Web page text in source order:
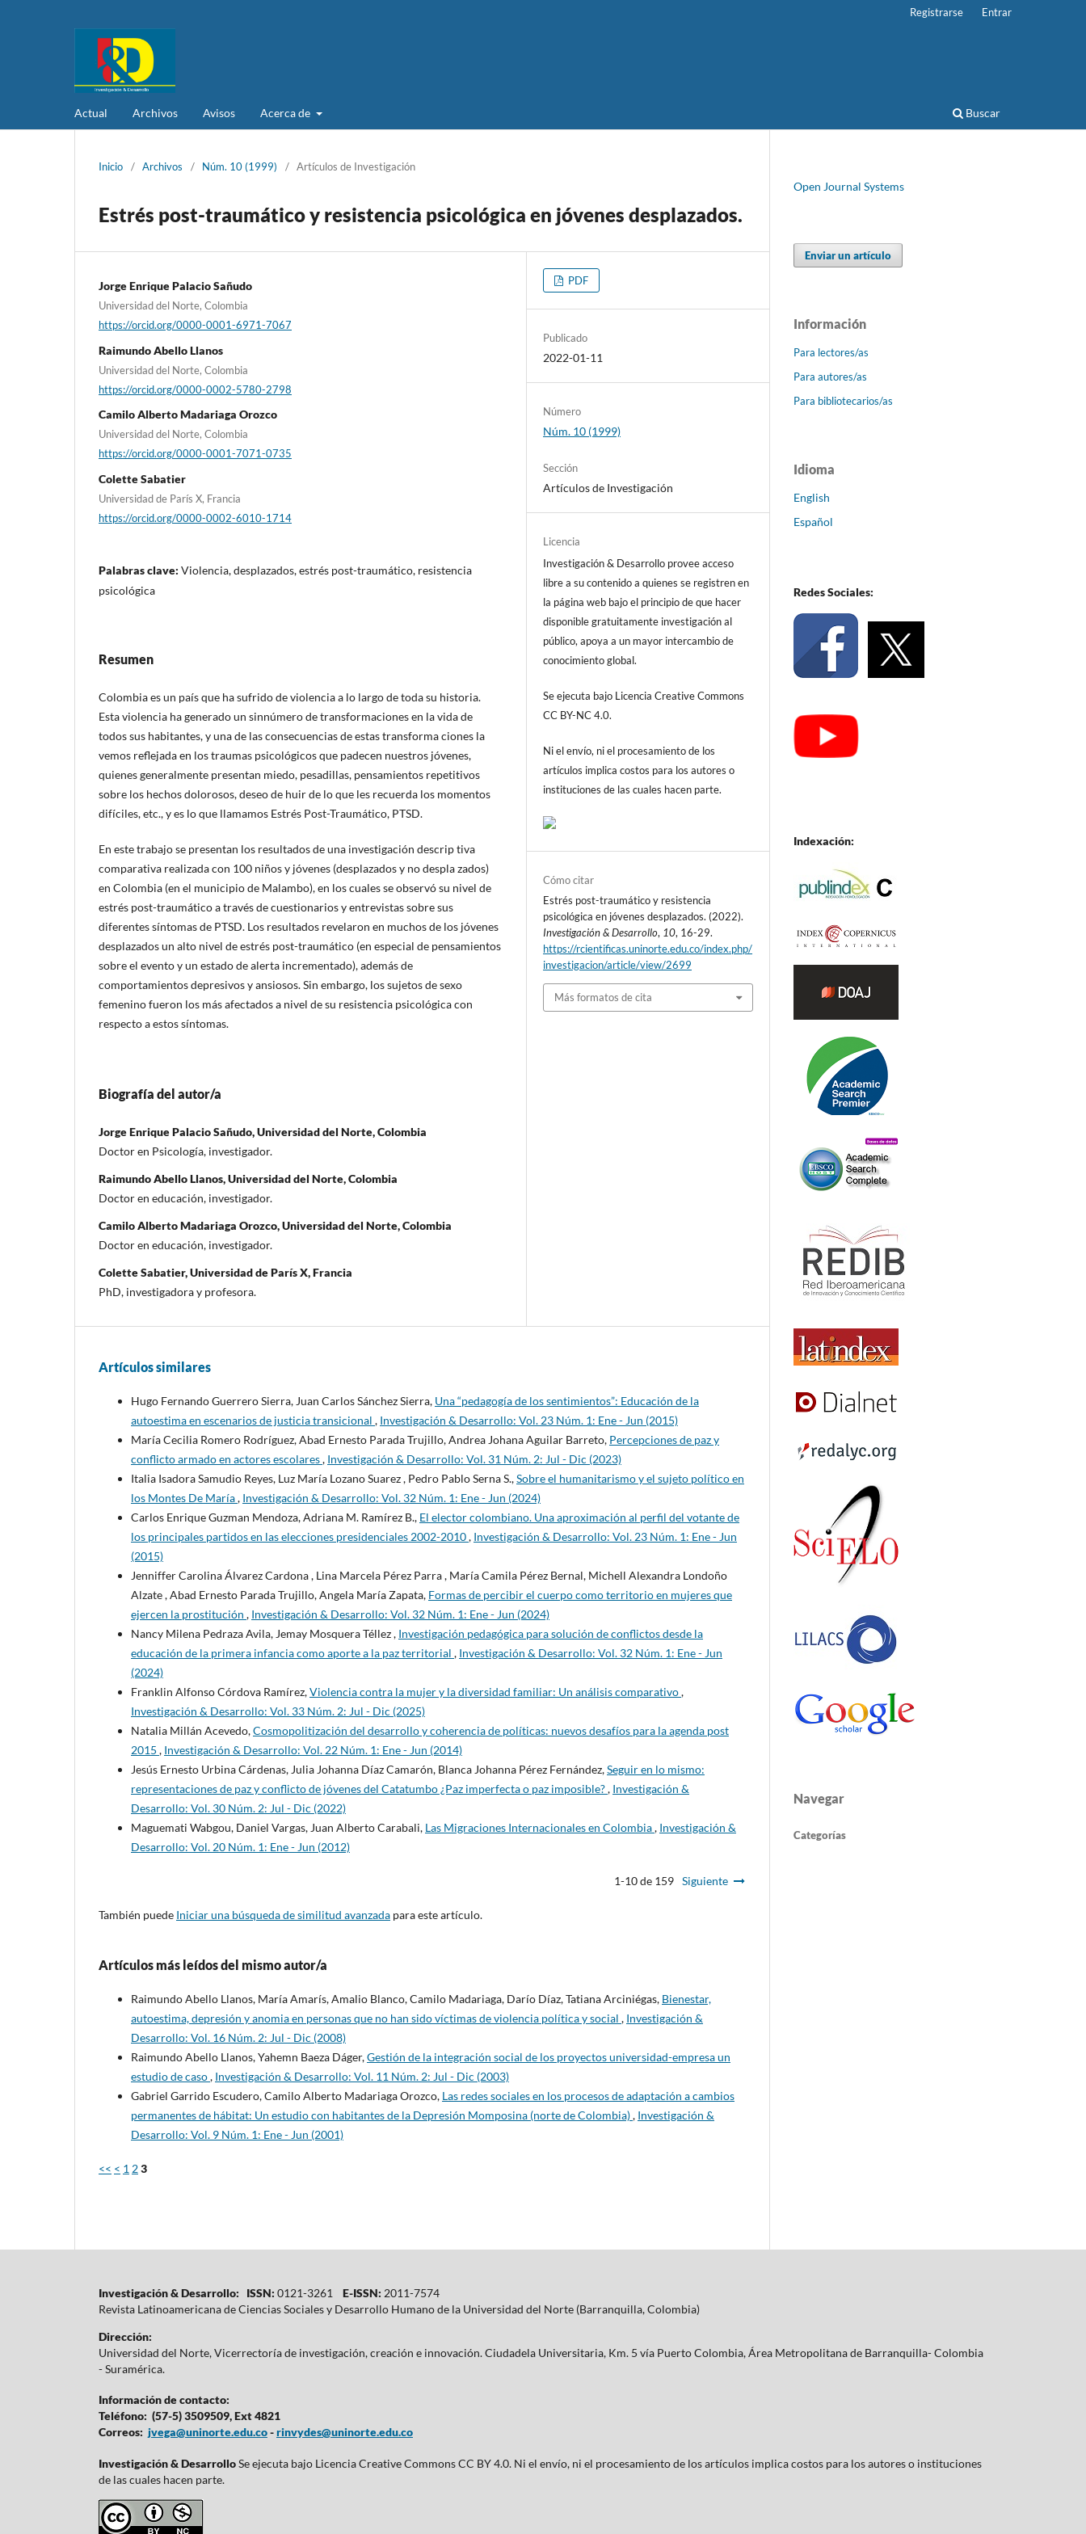
Actual Archivos Avisos Acerca de Buscar
Registrarse Entrar
Inicio / Archivos / Núm. 10 (1999) / Artículos de Investigación
Estrés post-traumático y resistencia psicológica en jóvenes desplazados.
Jorge Enrique Palacio Sañudo
Universidad del Norte, Colombia
https://orcid.org/0000-0001-6971-7067
Raimundo Abello Llanos
Universidad del Norte, Colombia
https://orcid.org/0000-0002-5780-2798
Camilo Alberto Madariaga Orozco
Universidad del Norte, Colombia
https://orcid.org/0000-0001-7071-0735
Colette Sabatier
Universidad de París X, Francia
https://orcid.org/0000-0002-6010-1714
Palabras clave: Violencia, desplazados, estrés post-traumático, resistencia
psicológica
Resumen
Colombia es un país que ha sufrido de violencia a lo largo de toda su historia.
Esta violencia ha generado un sinnúmero de transformaciones en la vida de
todos sus habitantes, y una de las consecuencias de estas transforma ciones la
vemos reflejada en los traumas psicológicos que padecen nuestros jóvenes,
quienes generalmente presentan miedo, pesadillas, pensamientos repetitivos
sobre los hechos dolorosos, deseo de huir de lo que les recuerda los momentos
difíciles, etc., y es lo que llamamos Estrés Post-Traumático, PTSD.
En este trabajo se presentan los resultados de una investigación descrip tiva
comparativa realizada con 100 niños y jóvenes (desplazados y no despla zados)
en Colombia (en el municipio de Malambo), en los cuales se observó su nivel de
estrés post-traumático a través de cuestionarios y entrevistas sobre sus
diferentes síntomas de PTSD. Los resultados revelaron en muchos de los jóvenes
desplazados un alto nivel de estrés post-traumático (en especial de pensamientos
sobre el evento y un estado de alerta incrementado), además de
comportamientos depresivos y ansiosos. Sin embargo, los sujetos de sexo
femenino fueron los más afectados a nivel de su resistencia psicológica con
respecto a estos síntomas.
Biografía del autor/a
Jorge Enrique Palacio Sañudo, Universidad del Norte, Colombia
Doctor en Psicología, investigador.
Raimundo Abello Llanos, Universidad del Norte, Colombia
Doctor en educación, investigador.
Camilo Alberto Madariaga Orozco, Universidad del Norte, Colombia
Doctor en educación, investigador.
Colette Sabatier, Universidad de París X, Francia
PhD, investigadora y profesora.
PDF
Publicado
2022-01-11
Número
Núm. 10 (1999)
Sección
Artículos de Investigación
Licencia
Investigación & Desarrollo provee acceso
libre a su contenido a quienes se registren en
la página web bajo el principio de que hacer
disponible gratuitamente investigación al
público, apoya a un mayor intercambio de
conocimiento global.
Se ejecuta bajo Licencia Creative Commons
CC BY-NC 4.0.
Ni el envío, ni el procesamiento de los
artículos implica costos para los autores o
instituciones de las cuales hacen parte.
Cómo citar
Estrés post-traumático y resistencia
psicológica en jóvenes desplazados. (2022).
Investigación & Desarrollo, 10, 16-29.
https://rcientificas.uninorte.edu.co/index.php/
investigacion/article/view/2699
Más formatos de cita
Artículos similares
Hugo Fernando Guerrero Sierra, Juan Carlos Sánchez Sierra, Una “pedagogía de los sentimientos”: Educación de la
autoestima en escenarios de justicia transicional , Investigación & Desarrollo: Vol. 23 Núm. 1: Ene - Jun (2015)
María Cecilia Romero Rodríguez, Abad Ernesto Parada Trujillo, Andrea Johana Aguilar Barreto, Percepciones de paz y
conflicto armado en actores escolares, Investigación & Desarrollo: Vol. 31 Núm. 2: Jul - Dic (2023)
Italia Isadora Samudio Reyes, Luz María Lozano Suarez , Pedro Pablo Serna S.,Sobre el humanitarismo y el sujeto político en
los Montes De María, Investigación & Desarrollo: Vol. 32 Núm. 1: Ene - Jun (2024)
Carlos Enrique Guzman Mendoza, Adriana M. Ramírez B., El elector colombiano. Una aproximación al perfil del votante de
los principales partidos en las elecciones presidenciales 2002-2010, Investigación & Desarrollo: Vol. 23 Núm. 1: Ene - Jun
(2015)
Jenniffer Carolina Álvarez Cardona , Lina Marcela Pérez Parra , María Camila Pérez Bernal, Michell Alexandra Londoño
Alzate , Abad Ernesto Parada Trujillo, Angela María Zapata, Formas de percibir el cuerpo como territorio en mujeres que
ejercen la prostitución , Investigación & Desarrollo: Vol. 32 Núm. 1: Ene - Jun (2024)
Nancy Milena Pedraza Avila, Jemay Mosquera Téllez , Investigación pedagógica para solución de conflictos desde la
educación de la primera infancia como aporte a la paz territorial , Investigación & Desarrollo: Vol. 32 Núm. 1: Ene - Jun
(2024)
Franklin Alfonso Córdova Ramírez,Violencia contra la mujer y la diversidad familiar: Un análisis comparativo,
Investigación & Desarrollo: Vol. 33 Núm. 2: Jul - Dic (2025)
Natalia Millán Acevedo,Cosmopolitización del desarrollo y coherencia de políticas: nuevos desafíos para la agenda post
2015 , Investigación & Desarrollo: Vol. 22 Núm. 1: Ene - Jun (2014)
Jesús Ernesto Urbina Cárdenas, Julia Johanna Díaz Camarón, Blanca Johanna Pérez Fernández,Seguir en lo mismo:
representaciones de paz y conflicto de jóvenes del Catatumbo ¿Paz imperfecta o paz imposible?, Investigación &
Desarrollo: Vol. 30 Núm. 2: Jul - Dic (2022)
Maguemati Wabgou, Daniel Vargas, Juan Alberto Carabali, Las Migraciones Internacionales en Colombia, Investigación &
Desarrollo: Vol. 20 Núm. 1: Ene - Jun (2012)
1-10 de 159 Siguiente
También puede Iniciar una búsqueda de similitud avanzada para este artículo.
Artículos más leídos del mismo autor/a
Raimundo Abello Llanos, María Amarís, Amalio Blanco, Camilo Madariaga, Darío Díaz, Tatiana Arciniégas, Bienestar,
autoestima, depresión y anomia en personas que no han sido víctimas de violencia política y social , Investigación &
Desarrollo: Vol. 16 Núm. 2: Jul - Dic (2008)
Raimundo Abello Llanos, Yahemn Baeza Dáger,Gestión de la integración social de los proyectos universidad-empresa un
estudio de caso, Investigación & Desarrollo: Vol. 11 Núm. 2: Jul - Dic (2003)
Gabriel Garrido Escudero, Camilo Alberto Madariaga Orozco, Las redes sociales en los procesos de adaptación a cambios
permanentes de hábitat: Un estudio con habitantes de la Depresión Momposina (norte de Colombia), Investigación &
Desarrollo: Vol. 9 Núm. 1: Ene - Jun (2001)
<< < 1 23
Open Journal Systems
Enviar un artículo
Información
Para lectores/as
Para autores/as
Para bibliotecarios/as
Idioma
English
Español
Redes Sociales:
Indexación:
Navegar
Categorías
Investigación & Desarrollo: ISSN: 0121-3261 E-ISSN: 2011-7574
Revista Latinoamericana de Ciencias Sociales y Desarrollo Humano de la Universidad del Norte (Barranquilla, Colombia)
Dirección:
Universidad del Norte, Vicerrectoría de investigación, creación e innovación. Ciudadela Universitaria, Km. 5 vía Puerto Colombia, Área Metropolitana de Barranquilla- Colombia
- Suramérica.
Información de contacto:
Teléfono: (57-5) 3509509, Ext 4821
Correos: jvega@uninorte.edu.co-rinvydes@uninorte.edu.co
Investigación & DesarrolloSe ejecuta bajo Licencia Creative Commons CC BY 4.0. Ni el envío, ni el procesamiento de los artículos implica costos para los autores o instituciones
de las cuales hacen parte.